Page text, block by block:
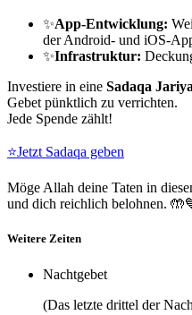
✨App-Entwicklung:
der Android- und iOS-
✨Infrastruktur:
Investiere in eine Sadaqa
Gebet pünktlich zu verrichten.
Jede Spende zählt!
⭐Jetzt Sadaqa geben
Möge Allah deine Taten in
und dich reichlich belohnen.
Weitere Zeiten
Nachtgebet
(Das letzte drittel der